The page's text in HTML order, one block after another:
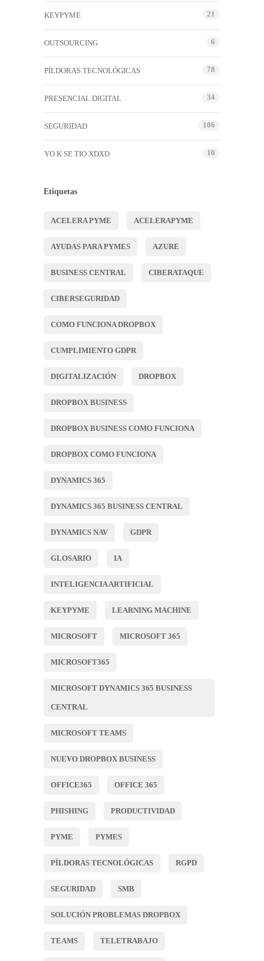
KEYPYME 21
OUTSOURCING 6
PÍLDORAS TECNOLÓGICAS 78
PRESENCIAL DIGITAL 34
SEGURIDAD 106
YO K SE TIO XDXD 10
Etiquetas
ACELERA PYME ACELERAPYME
AYUDAS PARA PYMES AZURE
BUSINESS CENTRAL CIBERATAQUE
CIBERSEGURIDAD
COMO FUNCIONA DROPBOX
CUMPLIMIENTO GDPR
DIGITALIZACIÓN DROPBOX
DROPBOX BUSINESS
DROPBOX BUSINESS COMO FUNCIONA
DROPBOX COMO FUNCIONA
DYNAMICS 365
DYNAMICS 365 BUSINESS CENTRAL
DYNAMICS NAV GDPR
GLOSARIO IA
INTELIGENCIA ARTIFICIAL
KEYPYME LEARNING MACHINE
MICROSOFT MICROSOFT 365
MICROSOFT365
MICROSOFT DYNAMICS 365 BUSINESS
CENTRAL
MICROSOFT TEAMS
NUEVO DROPBOX BUSINESS
OFFICE365 OFFICE 365
PHISHING PRODUCTIVIDAD
PYME PYMES
PÍLDORAS TECNOLÓGICAS RGPD
SEGURIDAD SMB
SOLUCIÓN PROBLEMAS DROPBOX
TEAMS TELETRABAJO